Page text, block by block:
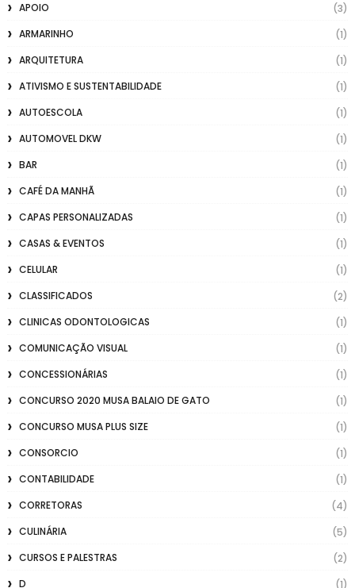
APOIO
(3)
ARMARINHO
(1)
ARQUITETURA
(1)
ATIVISMO E SUSTENTABILIDADE
(1)
AUTOESCOLA
(1)
AUTOMOVEL DKW
(1)
BAR
(1)
CAFÉ DA MANHÃ
(1)
CAPAS PERSONALIZADAS
(1)
CASAS & EVENTOS
(1)
CELULAR
(1)
CLASSIFICADOS
(2)
CLINICAS ODONTOLOGICAS
(1)
COMUNICAÇÃO VISUAL
(1)
CONCESSIONÁRIAS
(1)
CONCURSO 2020 MUSA BALAIO DE GATO
(1)
CONCURSO MUSA PLUS SIZE
(1)
CONSORCIO
(1)
CONTABILIDADE
(1)
CORRETORAS
(4)
CULINÁRIA
(5)
CURSOS E PALESTRAS
(2)
D
(1)